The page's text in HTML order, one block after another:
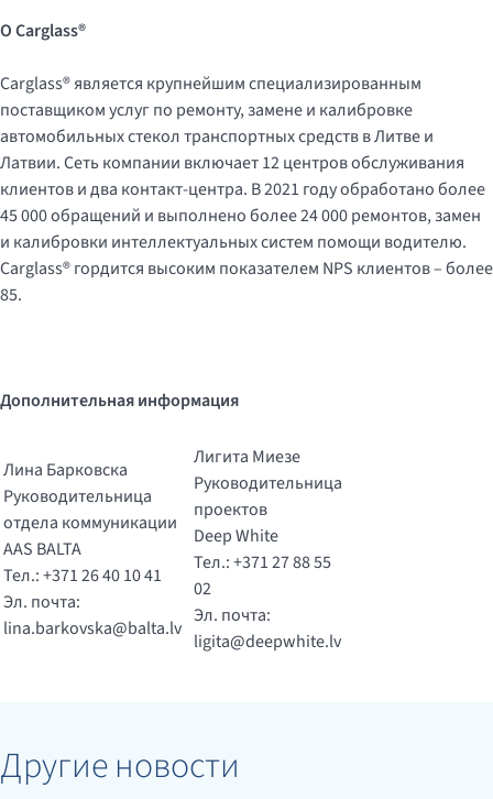
ОCarglass®
Carglass® является крупнейшим специализированным
поставщиком услуг по ремонту, замене и калибровке
автомобильных стекол транспортных средств в Литве и
Латвии. Сеть компании включает 12 центров обслуживания
клиентов и два контакт-центра. В 2021 году обработано более
45 000 обращений и выполнено более 24 000 ремонтов, замен
и калибровки интеллектуальных систем помощи водителю.
Carglass® гордится высоким показателем NPS клиентов – более
85.
Дополнительная информация
Лина Барковска
Руководительница
отдела коммуникации
AAS BALTA
Тел.: +371 26 40 10 41
Эл. почта:
lina.barkovska@balta.lv
Лигита Миезе
Руководительница
проектов
Deep White
Тел.: +371 27 88 55
02
Эл. почта:
ligita@deepwhite.lv
Другие новости